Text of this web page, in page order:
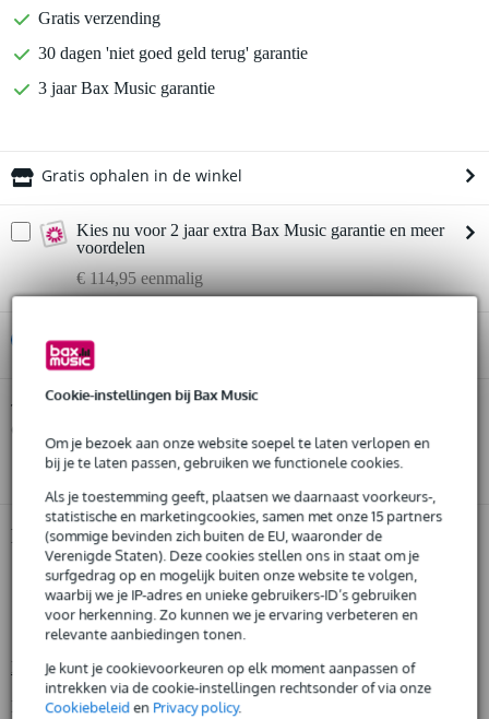
Cookie-instellingen bij Bax Music
Om je bezoek aan onze website soepel te laten verlopen en
bij je te laten passen, gebruiken we functionele cookies.
Als je toestemming geeft, plaatsen we daarnaast voorkeurs-,
statistische en marketingcookies, samen met onze 15 partners
(sommige bevinden zich buiten de EU, waaronder de
Verenigde Staten). Deze cookies stellen ons in staat om je
surfgedrag op en mogelijk buiten onze website te volgen,
waarbij we je IP-adres en unieke gebruikers-ID’s gebruiken
voor herkenning. Zo kunnen we je ervaring verbeteren en
relevante aanbiedingen tonen.
Je kunt je cookievoorkeuren op elk moment aanpassen of
intrekken via de cookie-instellingen rechtsonder of via onze
Cookiebeleiden Privacy policy.
Gratis verzending
30 dagen 'niet goed geld terug' garantie
3 jaar Bax Music garantie
Gratis ophalen in de winkel
Kies nu voor 2 jaar extra Bax Music garantie en meer
voordelen
€ 114,95 eenmalig
Huur dit product
Huur dit product al vanaf 164 euro per maand
€ 2.500,-
Gratisthuisbezorgd of op te halen in de winkel
Al na 4 maanden maandelijks opzegbaar
De mogelijkheid om je product(en) met korting te kopen
Snelle vervanging door Bax Music bij een defect
Huur dit product
Twijfel je of de Neumann TLM 67 grootmembraan
Start de check
Productinformatie
grootmembraan condensatormicrofoon
uitgang microfoon: 3-pins XLR
uitgang voeding: 3P XLR
Bekijk alle productspecificaties
Bekijk ook eens (4)